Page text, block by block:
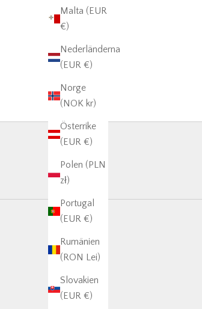
Malta (EUR
€)
Nederländerna
(EUR €)
Norge
(NOK kr)
Österrike
(EUR €)
Polen (PLN
zł)
Portugal
(EUR €)
Rumänien
(RON Lei)
Slovakien
(EUR €)